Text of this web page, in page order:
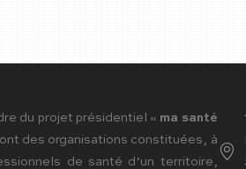
du projet présidentiel « ma santé
des organisations constituées, à
de santé d’un territoire,